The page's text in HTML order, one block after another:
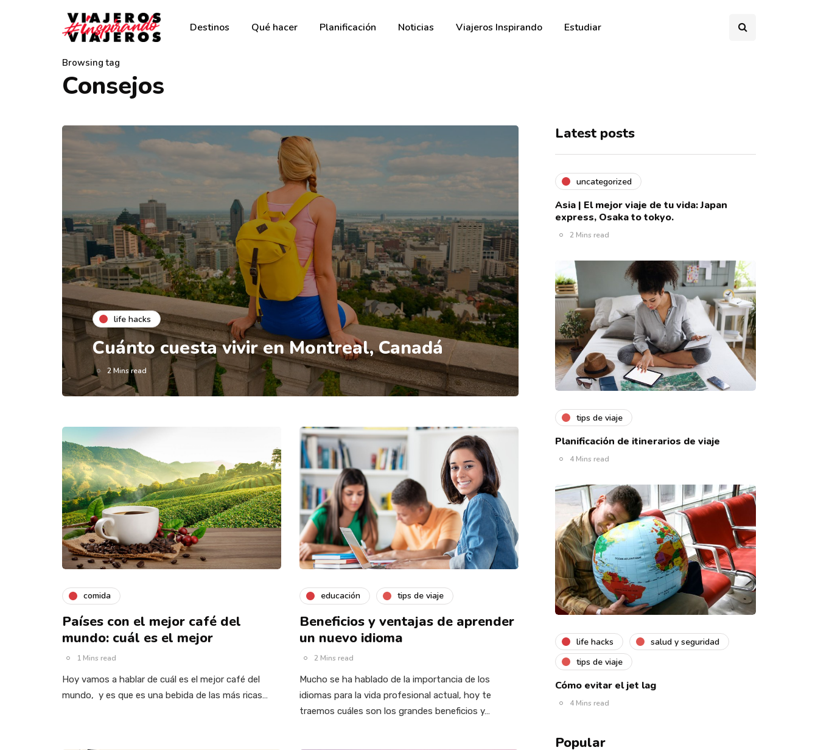
Destinos Qué hacer Planificación Noticias Viajeros Inspirando Estudiar
Browsing tag
Consejos
life hacks
Cuánto cuesta vivir en Montreal, Canadá
2 Mins read
comida
Países con el mejor café del
mundo: cuál es el mejor
1 Mins read
Hoy vamos a hablar de cuál es el mejor café del
mundo, y es que es una bebida de las más ricas…
educación tips de viaje
Beneficios y ventajas de aprender
un nuevo idioma
2 Mins read
Mucho se ha hablado de la importancia de los
idiomas para la vida profesional actual, hoy te
traemos cuáles son los grandes beneficios y…
Latest posts
uncategorized
Asia | El mejor viaje de tu vida: Japan
express, Osaka to tokyo.
2 Mins read
tips de viaje
Planificación de itinerarios de viaje
4 Mins read
life hacks
salud y seguridad
tips de viaje
Cómo evitar el jet lag
4 Mins read
Popular